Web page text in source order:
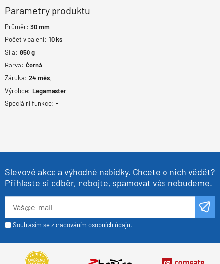
Parametry produktu
Průměr: 30mm
Počet v balení: 10ks
Síla: 850g
Barva: Černá
Záruka: 24 měs.
Výrobce: Legamaster
Speciální funkce: -
Slevové akce a výhodné nabídky. Chcete o nich vědět?
Přihlaste si odběr, nebojte, spamovat vás nebudeme.
Souhlasím se zpracováním osobních údajů.